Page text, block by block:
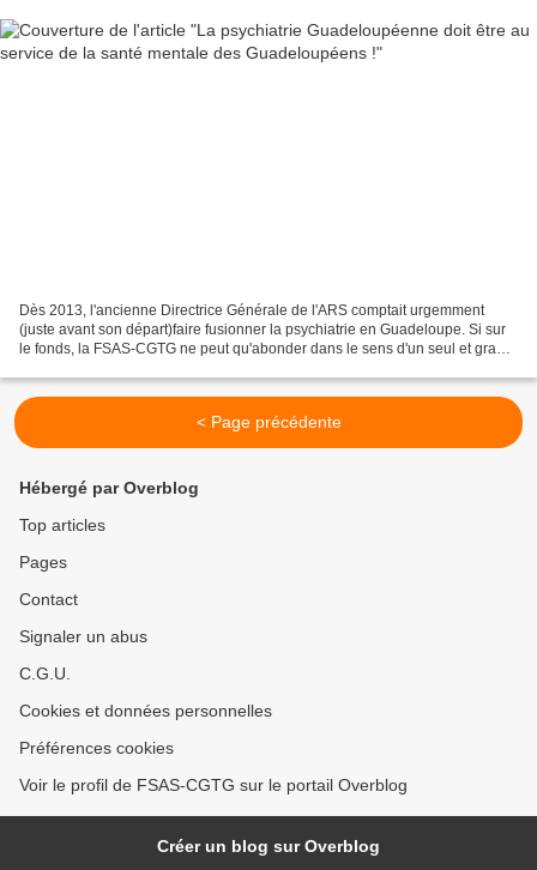
Dès 2013, l'ancienne Directrice Générale de l'ARS comptait urgemment
(juste avant son départ)faire fusionner la psychiatrie en Guadeloupe. Si sur
le fonds, la FSAS-CGTG ne peut qu'abonder dans le sens d'un seul et grand
< Page précédente
Hébergé par Overblog
Top articles
Pages
Contact
Signaler un abus
C.G.U.
Cookies et données personnelles
Préférences cookies
Voir le profil de FSAS-CGTG sur le portail Overblog
Créer un blog sur Overblog